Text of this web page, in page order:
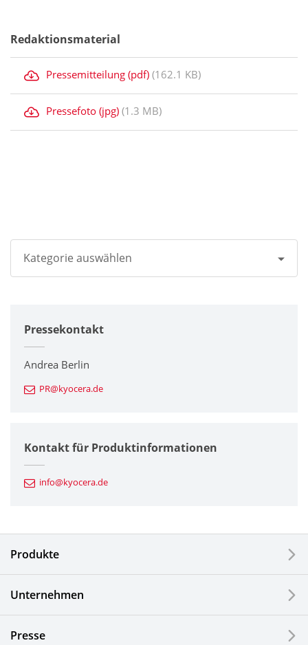
Redaktionsmaterial
Pressemitteilung (pdf) (162.1 KB)
Pressefoto (jpg) (1.3 MB)
Kategorie auswählen
Unternehmen
Drucker / Multifunktionsgeräte
Feinkeramik-Komponenten
Automotive Komponenten
Elektronische Komponenten & Geräte
Optische Komponenten
Pressekontakt
Andrea Berlin
PR@kyocera.de
Kontakt für Produktinformationen
info@kyocera.de
Produkte
Unternehmen
Presse